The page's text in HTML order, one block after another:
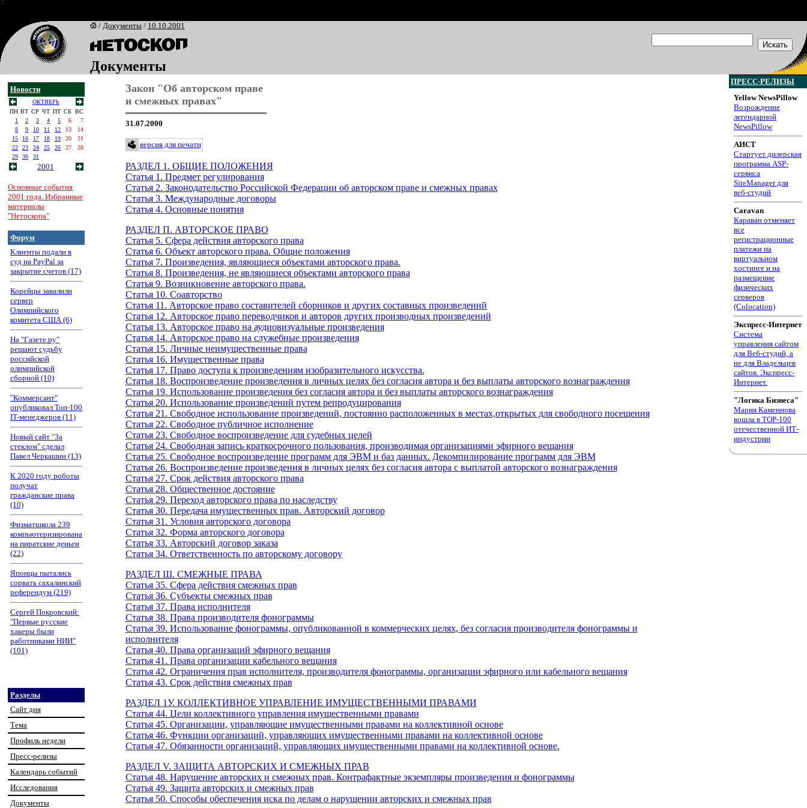
/ Документы / 10.10.2001
Документы
Новости
ОКТЯБРЬ
ПН ВТ СР ЧТ ПТ СБ
ВС
1
2 3 4 5 6
7
8
9 10 11 12 13
14
15
16 17 18 19 20
21
22
23 24 25 26 27
28
29
30 31
2001
Основные события
2001 года. Избранные
материалы
"Нетоскопа"
Форум
Клиенты подали в
суд на PayPal за
закрытие счетов (17)
Корейцы завалили
сервер
Олимпийского
комитета США (6)
На "Газете.ру"
решают судьбу
российской
олимпийской
сборной (10)
"Коммерсант"
опубликовал Топ-100
IT-менеджеров (11)
Новый сайт "За
стеклом" сделал
Павел Черкашин (13)
К 2020 году роботы
получат
гражданские права
(10)
Физматшкола 239
компьютеризирована
на пиратские деньги
(22)
Японцы пытались
сорвать сахалинский
референдум (219)
Сергей Покровский:
"Первые русские
хакеры были
работниками НИИ"
(101)
Разделы
Сайт дня
Тема
Профиль недели
Пресс-релизы
Календарь событий
Исследования
Документы
Закон "Об авторском праве
и смежных правах"
31.07.2000
версия для печати
РАЗДЕЛ 1. ОБЩИЕ ПОЛОЖЕНИЯ
Статья 1. Предмет регулирования
Статья 2. Законодательство Российской Федерации об авторском праве и смежных правах
Статья 3. Международные договоры
Статья 4. Основные понятия
РАЗДЕЛ П. АВТОРСКОЕ ПРАВО
Статья 5. Сфера действия авторского права
Статья 6. Объект авторского права. Общие положения
Статья 7. Произведения, являющиеся объектами авторского права.
Статья 8. Произведения, не являющиеся объектами авторского права
Статья 9. Возникновение авторского права.
Статья 10. Соавторство
Статья 11. Авторское право составителей сборников и других составных произведений
Статья 12. Авторское право переводчиков и авторов других производных произведений
Статья 13. Авторское право на аудиовизуальные произведения
Статья 14. Авторское право на служебные произведения
Статья 15. Личные неимущественные права
Статья 16. Имущественные права
Статья 17. Право доступа к произведениям изобразительного искусства.
Статья 18. Воспроизведение произведения в личных целях без согласия автора и без выплаты авторского вознаграждения
Статья 19. Использование произведения без согласия автора и без выплаты авторского вознаграждения
Статья 20. Использование произведений путем репродуцирования
Статья 21. Свободное использование произведений, постоянно расположенных в местах,открытых для свободного посещения
Статья 22. Свободное публичное исполнение
Статья 23. Свободное воспроизведение для судебных целей
Статья 24. Свободная запись краткосрочного пользования, производимая организациями эфирного вещания
Статья 25. Свободное воспроизведение программ для ЭВМ и баз данных. Декомпилирование программ для ЭВМ
Статья 26. Воспроизведение произведения в личных целях без согласия автора с выплатой авторского вознаграждения
Статья 27. Срок действия авторского права
Статья 28. Общественное достояние
Статья 29. Переход авторского права по наследству
Статья З0. Передача имущественных прав. Авторский договор
Статья 31. Условия авторского договора
Статья 32. Форма авторского договора
Статья 33. Авторский договор заказа
Статья 34. Ответственность по авторскому договору
РАЗДЕЛ Ш. СМЕЖНЫЕ ПРАВА
Статья 35. Сфера действия смежных прав
Статья З6. Субъекты смежных прав
Статья 37. Права исполнителя
Статья 38. Права производителя фонограммы
Статья 39. Использование фонограммы, опубликованной в коммерческих целях, без согласия производителя фонограммы и
исполнителя
Статья 40. Права организаций эфирного вещания
Статья 41. Права организации кабельного вещания
Статья 42. Ограничения прав исполнителя, производителя фонограммы, организации эфирного или кабельного вещания
Статья 43. Срок действия смежных прав
РАЗДЕЛ 1У. КОЛЛЕКТИВНОЕ УПРАВЛЕНИЕ ИМУЩЕСТВЕННЫМИ ПРАВАМИ
Статья 44. Цели коллективного управления имущественными правами
Статья 45. Организации, управляющие имущественными правами на коллективной основе
Статья 46. Функции организаций, управляющих имущественными правами на коллективной основе
Статья 47. Обязанности организаций, управляющих имущественными правами на коллективной основе.
РАЗДЕЛ V. ЗАЩИТА АВТОРСКИХ И СМЕЖНЫХ ПРАВ
Статья 48. Нарушение авторских и смежных прав. Контрафактные экземпляры произведения и фонограммы
Статья 49. Защита авторских и смежных прав
Статья 50. Способы обеспечения иска по делам о нарушении авторских и смежных прав
ПРЕСС-РЕЛИЗЫ
Yellow NewsPillow
Возрождение
легендарной
NewsPillow
АИСТ
Стартует дилерская
программа ASP-
сервиса
SiteManager для
веб-студий
Caravan
Караван отменяет
все
регистрационные
платежи на
виртуальном
хостинге и на
размещение
физических
серверов
(Colocation)
Экспресс-Интернет
Система
управления сайтом
для Веб-студий, а
не для Владельцев
сайтов. Экспресс-
Интернет.
"Логика Бизнеса"
Мария Каменнова
вошла в TOP-100
отечественной ИТ-
индустрии